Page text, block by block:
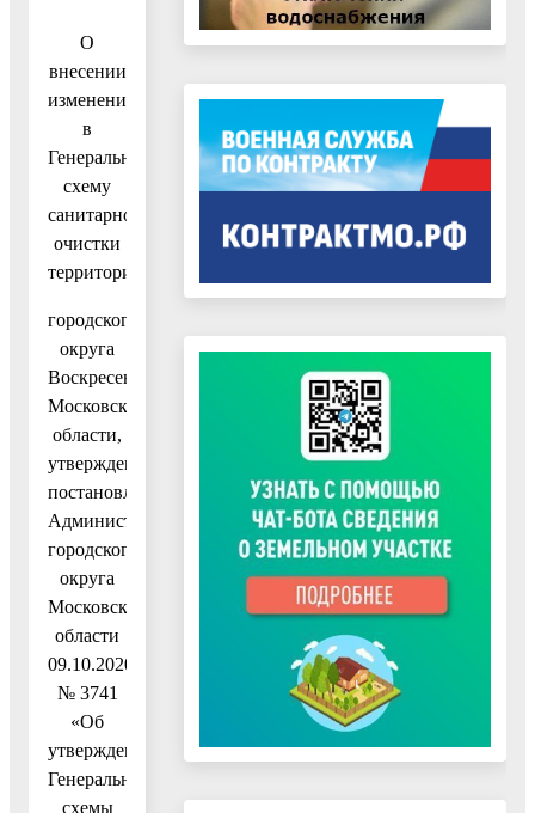
О
внесении
изменения
в
Генеральную
схему
санитарной
очистки
территории
городского
округа
Воскресенск
Московской
области,
утвержденную
постановлением
Администрации
городского
округа
Московской
области
09.10.2020
№ 3741
«Об
утверждении
Генеральной
схемы